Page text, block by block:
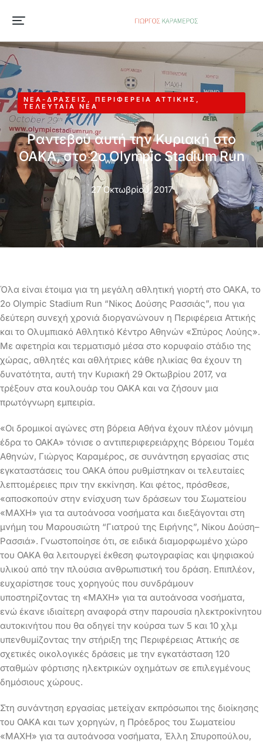
ΝΈΑ-ΔΡΆΣΕΙΣ , ΠΕΡΙΦΈΡΕΙΑ ΑΤΤΙΚΉΣ ,
ΤΕΛΕΥΤΑΊΑ ΝΈΑ
Ραντεβού αυτή την Κυριακή στο
ΟΑΚΑ, στο 2o Olympic Stadium Run
27 Οκτωβρίου, 2017
Όλα είναι έτοιμα για τη μεγάλη αθλητική γιορτή στο ΟΑΚΑ, το
2o Olympic Stadium Run “Νίκος Δούσης Ρασσιάς”, που για
δεύτερη συνεχή χρονιά διοργανώνουν η Περιφέρεια Αττικής
και το Ολυμπιακό Αθλητικό Κέντρο Αθηνών «Σπύρος Λούης».
Με αφετηρία και τερματισμό μέσα στο κορυφαίο στάδιο της
χώρας, αθλητές και αθλήτριες κάθε ηλικίας θα έχουν τη
δυνατότητα, αυτή την Κυριακή 29 Οκτωβρίου 2017, να
τρέξουν στα κουλουάρ του ΟΑΚΑ και να ζήσουν μια
πρωτόγνωρη εμπειρία.
«Οι δρομικοί αγώνες στη βόρεια Αθήνα έχουν πλέον μόνιμη
έδρα το ΟΑΚΑ» τόνισε ο αντιπεριφερειάρχης Βόρειου Τομέα
Αθηνών, Γιώργος Καραμέρος, σε συνάντηση εργασίας στις
εγκαταστάσεις του ΟΑΚΑ όπου ρυθμίστηκαν οι τελευταίες
λεπτομέρειες πριν την εκκίνηση. Και φέτος, πρόσθεσε,
«αποσκοπούν στην ενίσχυση των δράσεων του Σωματείου
«ΜΑΧΗ» για τα αυτοάνοσα νοσήματα και διεξάγονται στη
μνήμη του Μαρουσιώτη “Γιατρού της Ειρήνης”, Νίκου Δούση–
Ρασσιά». Γνωστοποίησε ότι, σε ειδικά διαμορφωμένο χώρο
του ΟΑΚΑ θα λειτουργεί έκθεση φωτογραφίας και ψηφιακού
υλικού από την πλούσια ανθρωπιστική του δράση. Επιπλέον,
ευχαρίστησε τους χορηγούς που συνδράμουν
υποστηρίζοντας τη «ΜΑΧΗ» για τα αυτοάνοσα νοσήματα,
ενώ έκανε ιδιαίτερη αναφορά στην παρουσία ηλεκτροκίνητου
αυτοκινήτου που θα οδηγεί την κούρσα των 5 και 10 χλμ
υπενθυμίζοντας την στήριξη της Περιφέρειας Αττικής σε
σχετικές οικολογικές δράσεις με την εγκατάσταση 120
σταθμών φόρτισης ηλεκτρικών οχημάτων σε επιλεγμένους
δημόσιους χώρους.
Στη συνάντηση εργασίας μετείχαν εκπρόσωποι της διοίκησης
του ΟΑΚΑ και των χορηγών, η Πρόεδρος του Σωματείου
«ΜΑΧΗ» για τα αυτοάνοσα νοσήματα, Έλλη Σπυροπούλου,